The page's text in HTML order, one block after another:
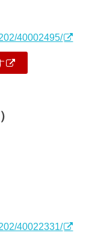
40002495/
40022331/